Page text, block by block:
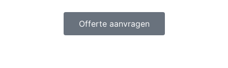
Offerte aanvragen